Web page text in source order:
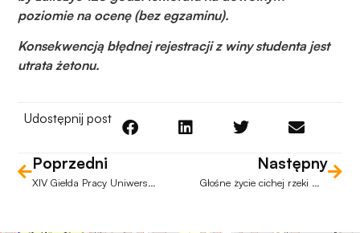
poziomie na ocenę (bez egzaminu).
Konsekwencją błędnej rejestracji z winy studenta jest
utrata żetonu.
Udostępnij post
Poprzedni Następny